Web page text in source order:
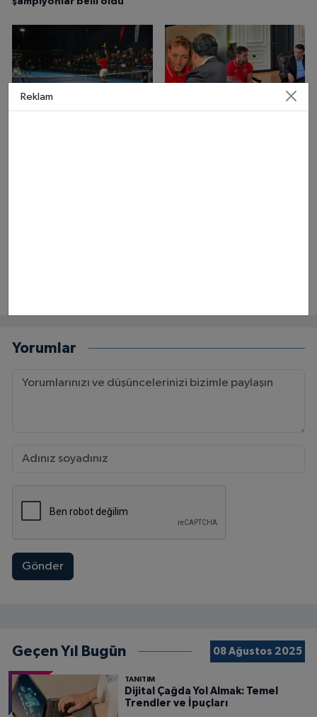
Yorumlar
Gönder
Geçen Yıl Bugün 08 Ağustos 2025
TANITIM
Dijital Çağda Yol Almak: Temel
Trendler ve İpuçları
Reklam